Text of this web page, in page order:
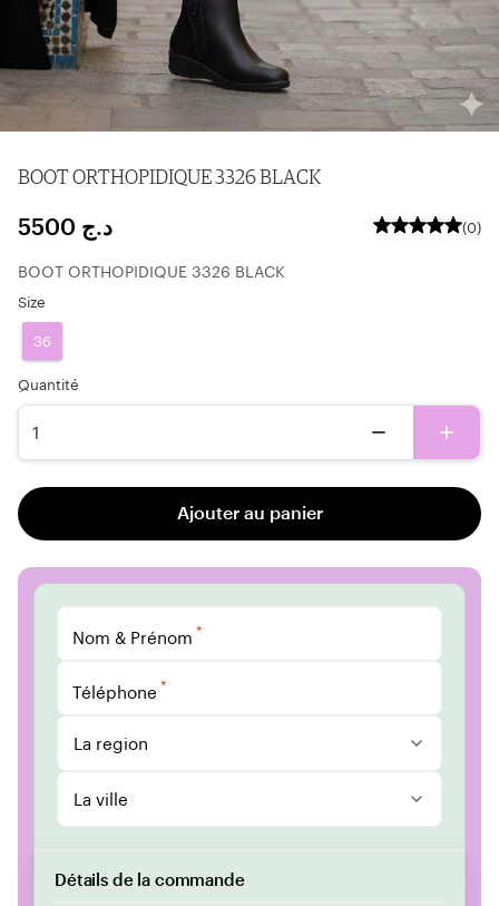
BOOT ORTHOPIDIQUE 3326 BLACK
5500 د.ج (0)
BOOT ORTHOPIDIQUE 3326 BLACK
Size
36
ِQuantité
1
Ajouter au panier
Nom & Prénom *
Téléphone *
La region
La ville
Détails de la commande